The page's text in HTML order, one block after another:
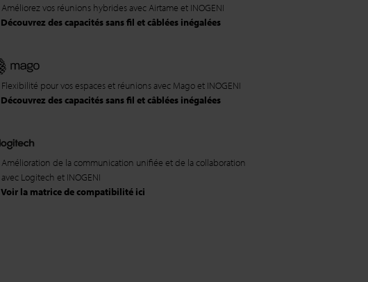
Améliorez vos réunions hybrides avec Airtame et INOGENI
Découvrez des capacités sans fil et câblées inégalées
Flexibilité pour vos espaces et réunions avec Mago et INOGENI
Découvrez des capacités sans fil et câblées inégalées
Amélioration de la communication unifiée et de la collaboration
avec Logitech et INOGENI
Voir la matrice de compatibilité ici